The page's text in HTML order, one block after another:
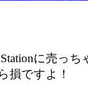
に売っち
損ですよ！